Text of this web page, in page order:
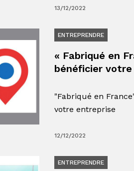
13/12/2022
ENTREPRENDRE
« Fabriqué en
bénéficier
"Fabriqué en
votre entreprise
12/12/2022
ENTREPRENDRE